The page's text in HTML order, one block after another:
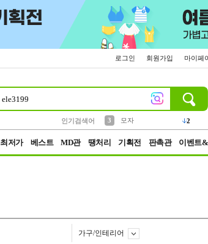
로그인 회원가입 마이페
인기검색어
4
선풍기
최저가 베스트 MD관 땡처리 기획전 판촉관 이벤트
가구/인테리어